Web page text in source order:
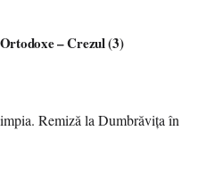
– Crezul (3)